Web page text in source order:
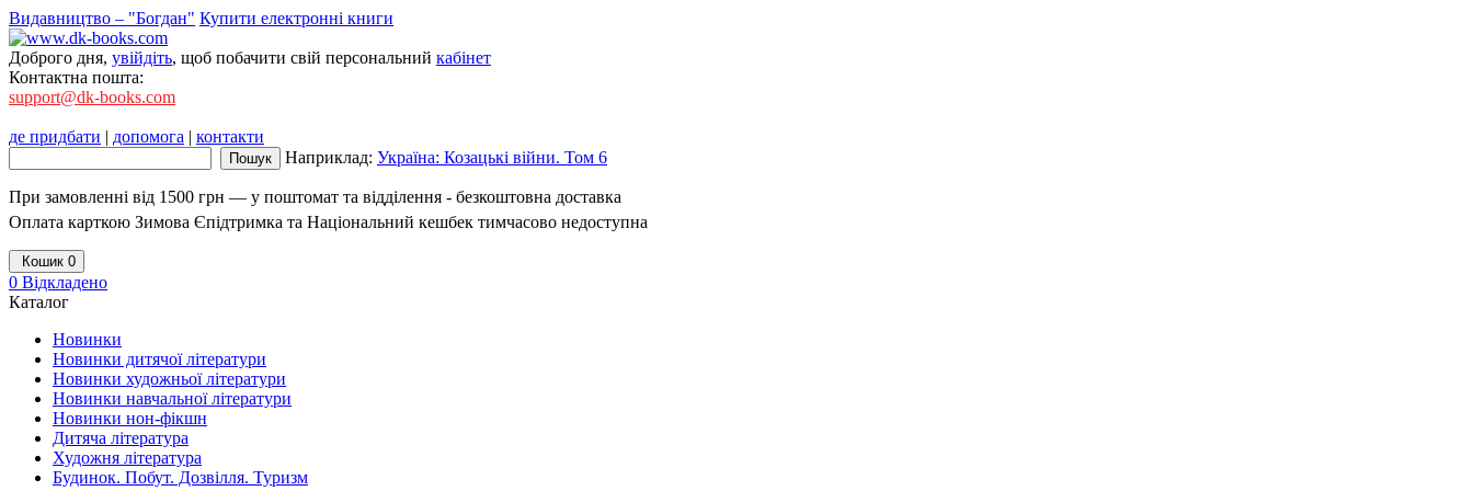
Видавництво – "Богдан" Купити електронні книги
Доброго дня, увійдіть, щоб побачити свій персональний кабінет
Контактна пошта:
support@dk-books.com
де придбати | допомога | контакти
Наприклад: Україна: Козацькі війни. Том 6
При замовленні від 1500 грн — у поштомат та відділення - безкоштовна доставка
Оплата карткою Зимова Єпідтримка та Національний кешбек тимчасово недоступна
Кошик 0
0 Відкладено
Каталог
Новинки
Новинки дитячої літератури
Новинки художньої літератури
Новинки навчальної літератури
Новинки нон-фікшн
Дитяча література
Художня література
Будинок. Побут. Дозвілля. Туризм